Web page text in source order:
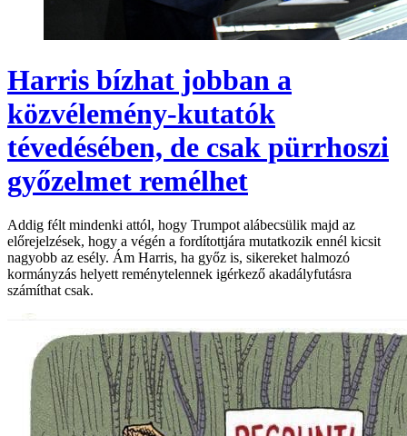
Harris bízhat jobban a
közvélemény-kutatók
tévedésében, de csak pürrhoszi
győzelmet remélhet
Addig félt mindenki attól, hogy Trumpot alábecsülik majd az
előrejelzések, hogy a végén a fordítottjára mutatkozik ennél kicsit
nagyobb az esély. Ám Harris, ha győz is, sikereket halmozó
kormányzás helyett reménytelennek igérkező akadályfutásra
számíthat csak.